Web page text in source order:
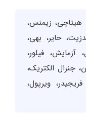
زیمنس،
حایر، بهی،
آزمایش، فیلور،
جنرال الکتریک،
ویرپول،